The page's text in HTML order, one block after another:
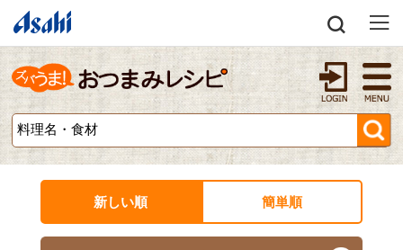
新しい順 簡単順